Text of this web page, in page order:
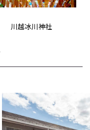
川越冰川神社